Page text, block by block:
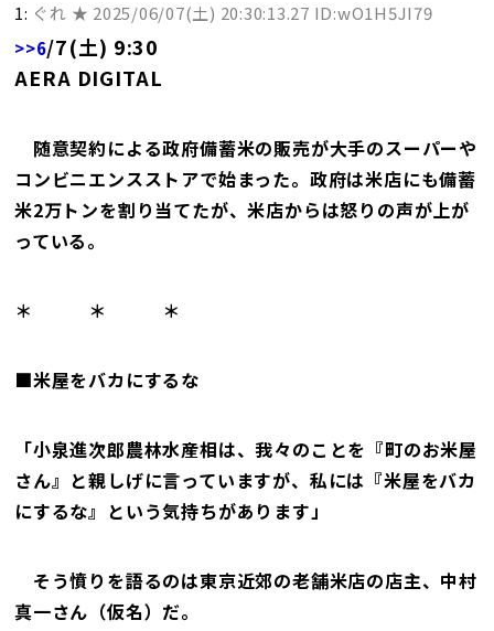
1: ぐれ ★ 2025/06/07(土) 20:30:13.27 ID:wO1H5JI79
>>6/7(土) 9:30
AERA DIGITAL
随意契約による政府備蓄米の販売が大手のスーパーや
コンビニエンスストアで始まった。政府は米店にも備蓄
米2万トンを割り当てたが、米店からは怒りの声が上が
っている。
＊ ＊ ＊
■米屋をバカにするな
「小泉進次郎農林水産相は、我々のことを『町のお米屋
さん』と親しげに言っていますが、私には『米屋をバカ
にするな』という気持ちがあります」
そう憤りを語るのは東京近郊の老舗米店の店主、中村
真一さん（仮名）だ。